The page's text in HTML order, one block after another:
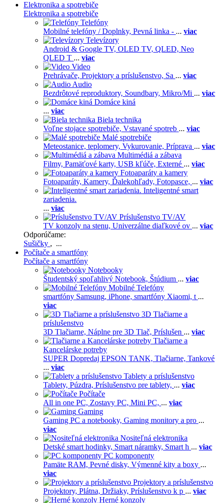
Elektronika a spotrebiče
Elektronika a spotrebiče
Telefóny
Mobilné telefóny / Doplnky, Pevná linka - ... viac
Televízory
Android & Google TV, OLED TV, QLED, Neo
QLED T ... viac
Video
Prehrávače, Projektory a príslušenstvo, Sa ... viac
Audio
Bezdrôtové reproduktory, Soundbary, Mikro/Mi ... viac
Domáce kiná
... viac
Biela technika
Voľne stojace spotrebiče, Vstavané spotreb ... viac
Malé spotrebiče
Meteostanice, teplomery, Vykurovanie, Príprava ... viac
Multimédiá a zábava
Filmy, Pamäťové karty, USB kľúče, Externé ... viac
Fotoaparáty a kamery
Fotoaparáty, Kamery, Ďalekohľady, Fotopasce, ... viac
Inteligentné smart
zariadenia.
... viac
Príslušenstvo TV/AV
TV konzoly na stenu, Univerzálne diaľkové ov ... viac
Odporúčame:
Sušičky , ...
Počítače a smartfóny
Počítače a smartfóny
Notebooky
Študentský spoľahlivý Notebook, Štúdium ... viac
Mobilné Telefóny
smartfóny Samsung, iPhone, smartfóny Xiaomi, t ...
viac
3D Tlačiarne a
príslušenstvo
3D Tlačiarne, Náplne pre 3D Tlač, Príslušen ... viac
Tlačiarne a
Kancelárske potreby
SUPER Dopredaj EPSON TANK, Tlačiarne, Tankové
... viac
Tablety a príslušenstvo
Tablety, Púzdra, Príslušenstvo pre tablety, ... viac
Počítače
All in one PC, Zostavy PC, Mini PC, ... viac
Gaming
Gaming PC a notebooky, Gaming monitory a pro ...
viac
Nositeľná elektronika
Detské smart hodinky, Smart náramky, Smart h ... viac
PC komponenty
Pamäte RAM, Pevné disky, Výmenné kity a boxy ...
viac
Projektory a príslušenstvo
Projektory, Plátna, Držiaky, Príslušenstvo k p ... viac
Herné konzoly